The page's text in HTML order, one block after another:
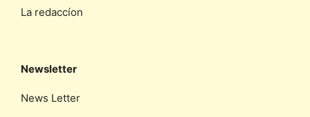
La redaccíon
Newsletter
News Letter